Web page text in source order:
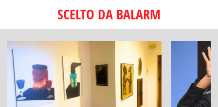
SCELTO DA BALARM